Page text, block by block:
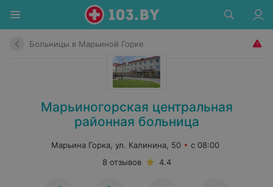
Больницы в Марьиной Горке
Марьиногорская центральная
районная больница
Марьина Горка, ул. Калинина, 50
с 08:00
8 отзывов
4.4